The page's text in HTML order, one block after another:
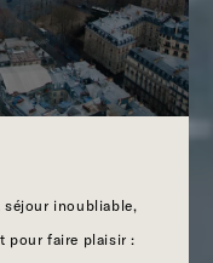
ROMA
séjour inoubliable,
pour faire plaisir :